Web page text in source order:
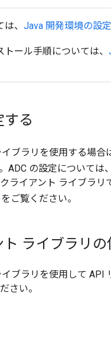
、 Java 開発環境の設定
トール手順については、
る
ブラリを使用する場合
ADC の設定については、
ライアント ライブラリ
をご覧ください。
ト ライブラリの
ブラリを使用して API
さい。